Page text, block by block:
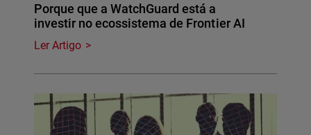
Porque que a WatchGuard está a
investir no ecossistema de Frontier AI
Ler Artigo